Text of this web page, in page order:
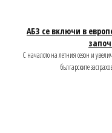
АБЗ се включи в
С началото на летния сезон и
българските